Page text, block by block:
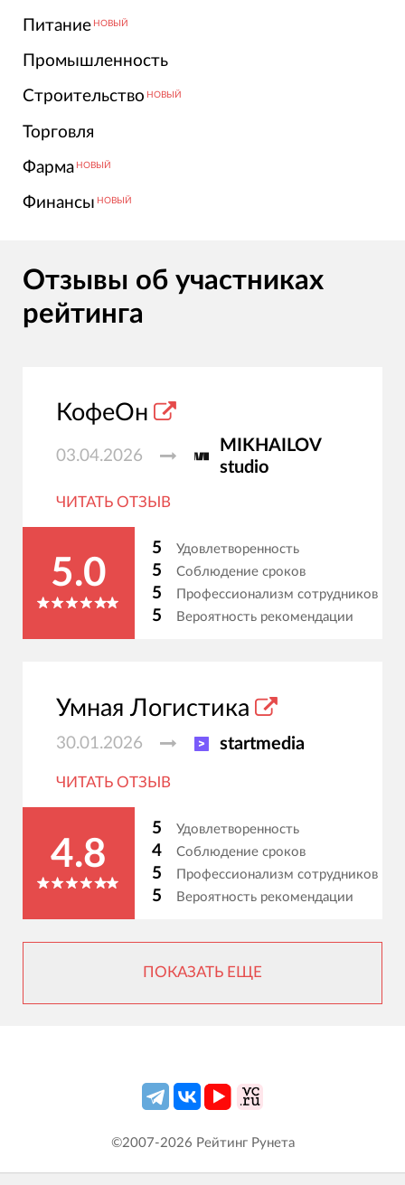
Питание НОВЫЙ
Промышленность
Строительство НОВЫЙ
Торговля
Фарма НОВЫЙ
Финансы НОВЫЙ
Отзывы об участниках
рейтинга
КофеОн
03.04.2026
MIKHAILOV
studio
ЧИТАТЬ ОТЗЫВ
5.0
5 Удовлетворенность
5 Соблюдение сроков
5 Профессионализм сотрудников
5 Вероятность рекомендации
Умная Логистика
30.01.2026 startmedia
ЧИТАТЬ ОТЗЫВ
4.8
5 Удовлетворенность
4 Соблюдение сроков
5 Профессионализм сотрудников
5 Вероятность рекомендации
ПОКАЗАТЬ ЕЩЕ
©2007-2026 Рейтинг Рунета